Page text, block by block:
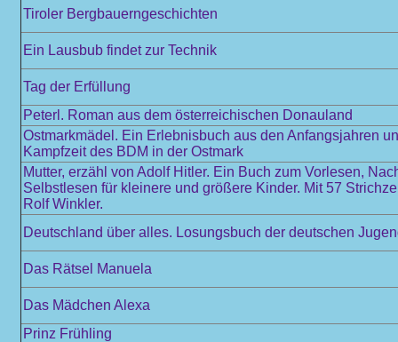
Tiroler Bergbauerngeschichten
Ein Lausbub findet zur Technik
Tag der Erfüllung
Peterl. Roman aus dem österreichischen Donauland
Ostmarkmädel. Ein Erlebnisbuch aus den Anfangsjahren
Kampfzeit des BDM in der Ostmark
Mutter, erzähl von Adolf Hitler. Ein Buch zum Vorlesen,
Selbstlesen für kleinere und größere Kinder. Mit 57
Rolf Winkler.
Deutschland über alles. Losungsbuch der deutschen
Das Rätsel Manuela
Das Mädchen Alexa
Prinz Frühling